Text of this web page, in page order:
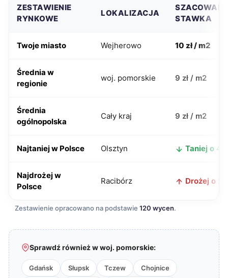
ZESTAWIENIE
RYNKOWE
LOKALIZACJA
STAWKA
Twoje miasto Wejherowo 10 zł / m2
Średnia w
regionie
woj. pomorskie 9 zł / m2
Średnia
ogólnopolska
Cały kraj 9 zł / m2
Najtaniej w Polsce Olsztyn Taniej o 4
Najdrożej w
Polsce
Racibórz Drożej o 2
Zestawienie opracowano na podstawie 120 wycen.
Sprawdź również w woj. pomorskie:
Gdańsk Słupsk Tczew Chojnice